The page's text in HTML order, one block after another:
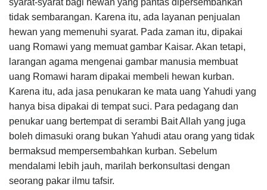
syarat-sya­rat bagi hewan yang pantas dipersembahkan
tidak sem­barangan. Karena itu, ada layanan penjualan
hewan yang memenuhi syarat. Pada zaman itu, dipakai
uang Romawi yang memuat gambar Kaisar. Akan tetapi,
larangan agama mengenai gambar manusia membuat
uang Romawi haram dipakai membeli hewan kurban.
Karena itu, ada jasa penukaran ke mata uang Yahudi yang
hanya bisa dipakai di tempat suci. Para pedagang dan
penukar uang bertempat di serambi Bait Allah yang juga
boleh dimasuki orang bukan Yahudi atau orang yang tidak
bermaksud memper­sembahkan kurban. Sebelum
mendalami lebih jauh, marilah berkonsultasi dengan
seorang pakar ilmu tafsir.